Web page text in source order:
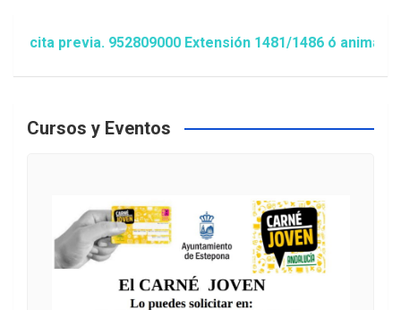
952809000 Extensión 1481/1486 ó
Cursos y Eventos